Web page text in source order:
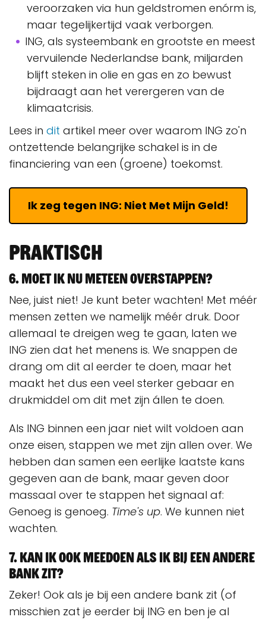
veroorzaken via hun geldstromen enórm is,
maar tegelijkertijd vaak verborgen.
ING, als systeembank en grootste en meest
vervuilende Nederlandse bank, miljarden
blijft steken in olie en gas en zo bewust
bijdraagt aan het verergeren van de
klimaatcrisis.
Lees in dit artikel meer over waarom ING zo'n
ontzettende belangrijke schakel is in de
financiering van een (groene) toekomst.
Ik zeg tegen ING: Niet Met Mijn Geld!
Praktisch
6. Moet ik nu meteen overstappen?
Nee, juist niet! Je kunt beter wachten! Met méér
mensen zetten we namelijk méér druk. Door
allemaal te dreigen weg te gaan, laten we
ING zien dat het menens is. We snappen de
drang om dit al eerder te doen, maar het
maakt het dus een veel sterker gebaar en
drukmiddel om dit met zijn állen te doen.
Als ING binnen een jaar niet wilt voldoen aan
onze eisen, stappen we met zijn allen over. We
hebben dan samen een eerlijke laatste kans
gegeven aan de bank, maar geven door
massaal over te stappen het signaal af:
Genoeg is genoeg. Time's up. We kunnen niet
wachten.
7. Kan ik ook meedoen als ik bij een andere
bank zit?
Zeker! Ook als je bij een andere bank zit (of
misschien zat je eerder bij ING en ben je al